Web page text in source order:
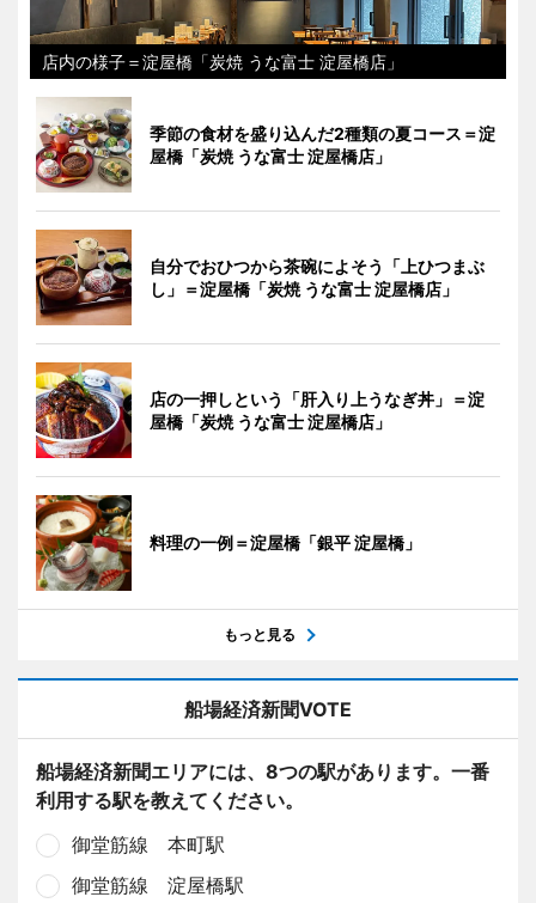
店内の様子＝淀屋橋「炭焼 うな富士 淀屋橋店」
季節の食材を盛り込んだ2種類の夏コース＝淀
屋橋「炭焼 うな富士 淀屋橋店」
自分でおひつから茶碗によそう「上ひつまぶ
し」＝淀屋橋「炭焼 うな富士 淀屋橋店」
店の一押しという「肝入り上うなぎ丼」＝淀
屋橋「炭焼 うな富士 淀屋橋店」
料理の一例＝淀屋橋「銀平 淀屋橋」
もっと見る
船場経済新聞VOTE
船場経済新聞エリアには、8つの駅があります。一番
利用する駅を教えてください。
御堂筋線 本町駅
御堂筋線 淀屋橋駅